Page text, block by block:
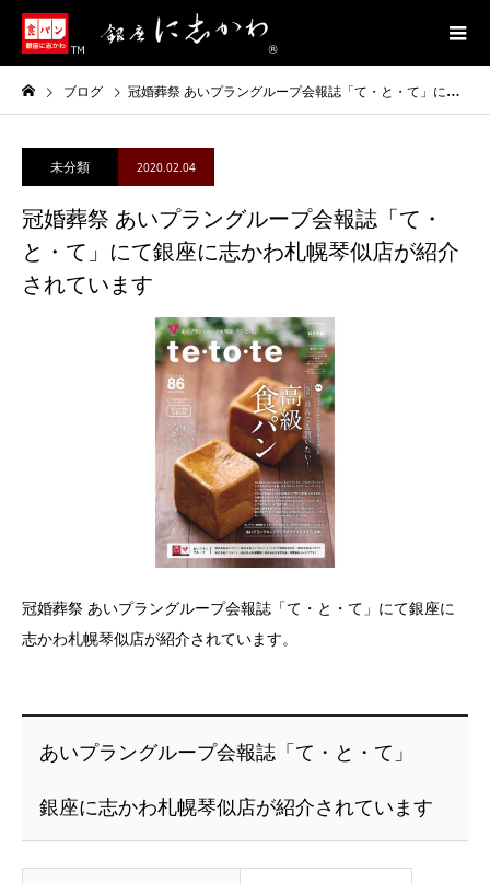
ブログ 冠婚葬祭 あいプラングループ会報誌「て・と・て」にて銀座に志かわ札幌琴似店が紹介されています
未分類 2020.02.04
冠婚葬祭 あいプラングループ会報誌「て・
と・て」にて銀座に志かわ札幌琴似店が紹介
されています
冠婚葬祭 あいプラングループ会報誌「て・と・て」にて銀座に
志かわ札幌琴似店が紹介されています。
あいプラングループ会報誌「て・と・て」
銀座に志かわ札幌琴似店が紹介されています